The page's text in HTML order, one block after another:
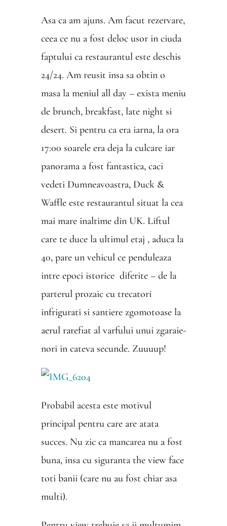
Asa ca am ajuns. Am facut rezervare,
ceea ce nu a fost deloc usor in ciuda
faptului ca restaurantul este deschis
24/24. Am reusit insa sa obtin o
masa la meniul all day – exista meniu
de brunch, breakfast, late night si
desert. Si pentru ca era iarna, la ora
17:00 soarele era deja la culcare iar
panorama a fost fantastica, caci
vedeti Dumneavoastra, Duck &
Waffle este restaurantul situat la cea
mai mare inaltime din UK. Liftul
care te duce la ultimul etaj , aduca la
40, pare un vehicul ce penduleaza
intre epoci istorice diferite – de la
parterul prozaic cu trecatori
infrigurati si santiere zgomotoase la
aerul rarefiat al varfului unui zgaraie-
nori in cateva secunde. Zuuuup!
Probabil acesta este motivul
principal pentru care are atata
succes. Nu zic ca mancarea nu a fost
buna, insa cu siguranta the view face
toti banii (care nu au fost chiar asa
multi).